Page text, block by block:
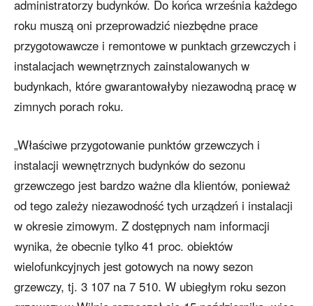
administratorzy budynków. Do końca września każdego
roku muszą oni przeprowadzić niezbędne prace
przygotowawcze i remontowe w punktach grzewczych i
instalacjach wewnętrznych zainstalowanych w
budynkach, które gwarantowałyby niezawodną pracę w
zimnych porach roku.
„Właściwe przygotowanie punktów grzewczych i
instalacji wewnętrznych budynków do sezonu
grzewczego jest bardzo ważne dla klientów, ponieważ
od tego zależy niezawodność tych urządzeń i instalacji
w okresie zimowym. Z dostępnych nam informacji
wynika, że ​​obecnie tylko 41 proc. obiektów
wielofunkcyjnych jest gotowych na nowy sezon
grzewczy, tj. 3 107 na 7 510. W ubiegłym roku sezon